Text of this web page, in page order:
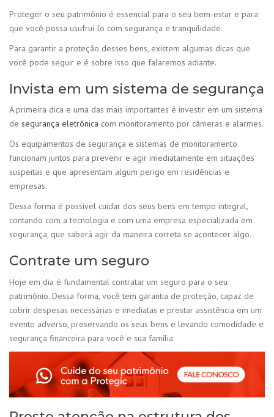
Proteger o seu patrimônio é essencial para o seu bem-estar e para
que você possa usufruí-lo com segurança e tranquilidade.
Para garantir a proteção desses bens, existem algumas dicas que
você pode seguir e é sobre isso que falaremos adiante.
Invista em um sistema de segurança
A primeira dica e uma das mais importantes é investir em um sistema
de segurança eletrônica com monitoramento por câmeras e alarmes.
Os equipamentos de segurança e sistemas de monitoramento
funcionam juntos para prevenir e agir imediatamente em situações
suspeitas e que apresentam algum perigo em residências e
empresas.
Dessa forma é possível cuidar dos seus bens em tempo integral,
contando com a tecnologia e com uma empresa especializada em
segurança, que saberá agir da maneira correta se acontecer algo.
Contrate um seguro
Hoje em dia é fundamental contratar um seguro para o seu
patrimônio. Dessa forma, você tem garantia de proteção, capaz de
cobrir despesas necessárias e imediatas e prestar assistência em um
evento adverso, preservando os seus bens e levando comodidade e
segurança financeira para você e sua família.